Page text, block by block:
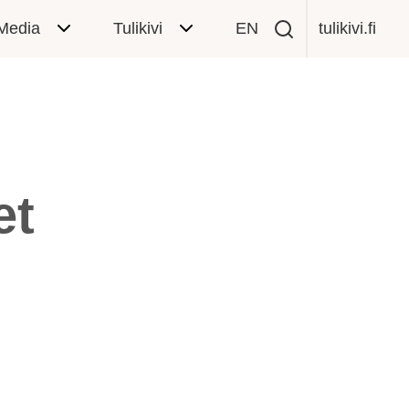
Tulikivi EN tulikivi.fi